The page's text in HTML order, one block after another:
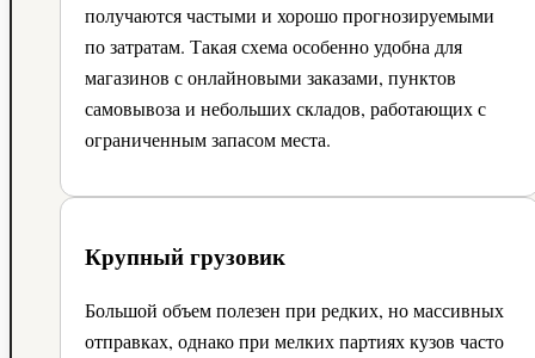
получаются частыми и хорошо прогнозируемыми
по затратам. Такая схема особенно удобна для
магазинов с онлайновыми заказами, пунктов
самовывоза и небольших складов, работающих с
ограниченным запасом места.
Крупный грузовик
Большой объем полезен при редких, но массивных
отправках, однако при мелких партиях кузов часто